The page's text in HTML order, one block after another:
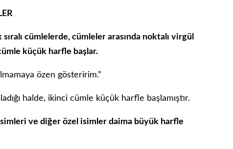
cümlelerde, cümleler arasında noktalı virgül
küçük harfle başlar.
özen gösteririm.”
halde, ikinci cümle küçük harfle başlamıştır.
ve diğer özel isimler daima büyük harfle